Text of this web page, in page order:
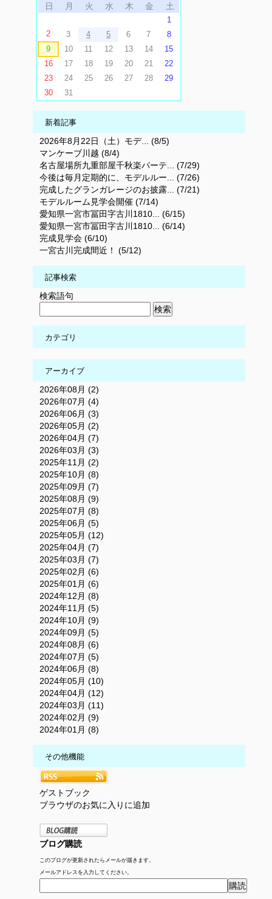
日
月 火 水 木 金 土
1
2
3 4 5 6 7
8
9
10 11 12 13 14
15
16
17 18 19 20 21
22
23
24 25 26 27 28
29
30
31
新着記事
2026年8月22日（土）モデ... (8/5)
マンケーブ川越 (8/4)
名古屋場所九重部屋千秋楽パーテ... (7/29)
今後は毎月定期的に、モデルルー... (7/26)
完成したグランガレージのお披露... (7/21)
モデルルーム見学会開催 (7/14)
愛知県一宮市冨田字古川1810... (6/15)
愛知県一宮市冨田字古川1810... (6/14)
完成見学会 (6/10)
一宮古川完成間近！ (5/12)
記事検索
検索語句
カテゴリ
アーカイブ
2026年08月 (2)
2026年07月 (4)
2026年06月 (3)
2026年05月 (2)
2026年04月 (7)
2026年03月 (3)
2025年11月 (2)
2025年10月 (8)
2025年09月 (7)
2025年08月 (9)
2025年07月 (8)
2025年06月 (5)
2025年05月 (12)
2025年04月 (7)
2025年03月 (7)
2025年02月 (6)
2025年01月 (6)
2024年12月 (8)
2024年11月 (5)
2024年10月 (9)
2024年09月 (5)
2024年08月 (6)
2024年07月 (5)
2024年06月 (8)
2024年05月 (10)
2024年04月 (12)
2024年03月 (11)
2024年02月 (9)
2024年01月 (8)
その他機能
ゲストブック
ブラウザのお気に入りに追加
ブログ購読
このブログが更新されたらメールが届きます。
メールアドレスを入力してください。